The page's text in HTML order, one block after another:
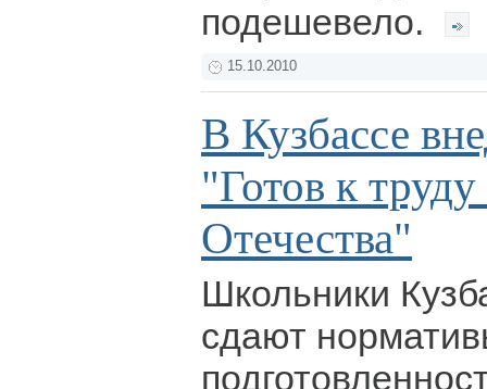
подешевело.
15.10.2010
В Кузбассе
"Готов к
Отечества"
Школьники
сдают